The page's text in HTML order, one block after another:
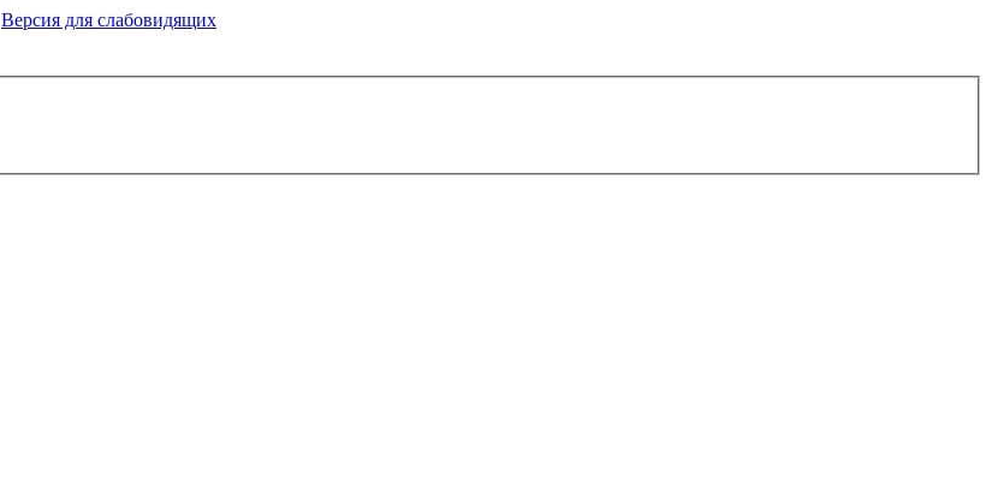
Версия для слабовидящих